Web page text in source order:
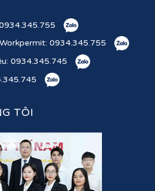
0934.345.755
0934.345.745
TÔI